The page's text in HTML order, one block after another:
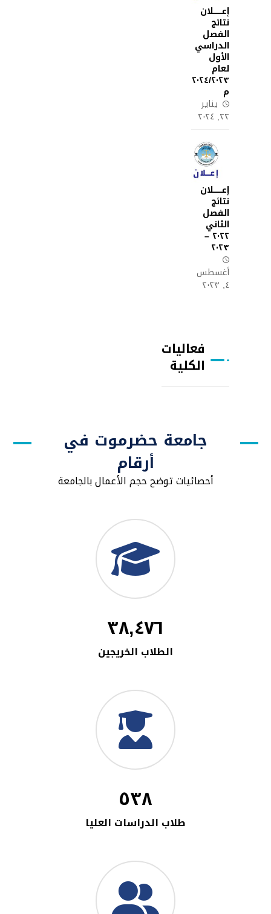
إعـــــــلان
نتائج
الفصل
الدراسي
الأول
لعام
٢٠٢٤/٢٠٢٣
م
يناير
٢٢, ٢٠٢٤
إعـــــــلان
نتائج
الفصل
الثاني
٢٠٢٢ –
٢٠٢٣
أغسطس
٤, ٢٠٢٣
فعاليات
الكلية
جامعة حضرموت في
أرقام
أحصائيات توضح حجم الأعمال بالجامعة
٣٨,٤٧٦
الطلاب الخريجين
٥٣٨
طلاب الدراسات العليا